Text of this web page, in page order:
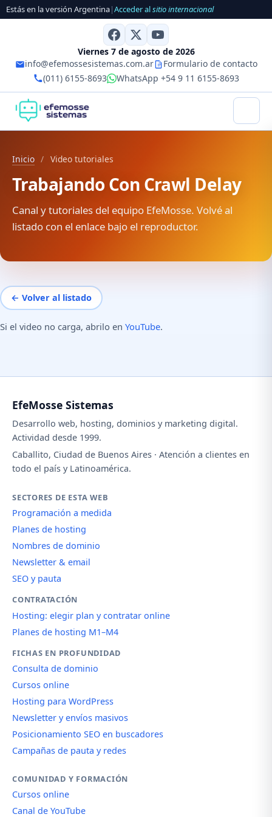
Estás en la versión Argentina|Acceder alsitio internacional
Viernes 7 de agosto de 2026
info@efemossesistemas.com.ar
Formulario de contacto
(011) 6155-8693
WhatsApp +54 9 11 6155-8693
Inicio / Video tutoriales
Trabajando Con Crawl Delay
Canal y tutoriales del equipo EfeMosse. Volvé al
listado con el enlace bajo el reproductor.
← Volver al listado
Si el video no carga, abrilo en YouTube.
EfeMosse Sistemas
Desarrollo web, hosting, dominios y marketing digital.
Actividad desde 1999.
Caballito, Ciudad de Buenos Aires · Atención a clientes en
todo el país y Latinoamérica.
SECTORES DE ESTA WEB
Programación a medida
Planes de hosting
Nombres de dominio
Newsletter & email
SEO y pauta
CONTRATACIÓN
Hosting: elegir plan y contratar online
Planes de hosting M1–M4
FICHAS EN PROFUNDIDAD
Consulta de dominio
Cursos online
Hosting para WordPress
Newsletter y envíos masivos
Posicionamiento SEO en buscadores
Campañas de pauta y redes
COMUNIDAD Y FORMACIÓN
Cursos online
Canal de YouTube